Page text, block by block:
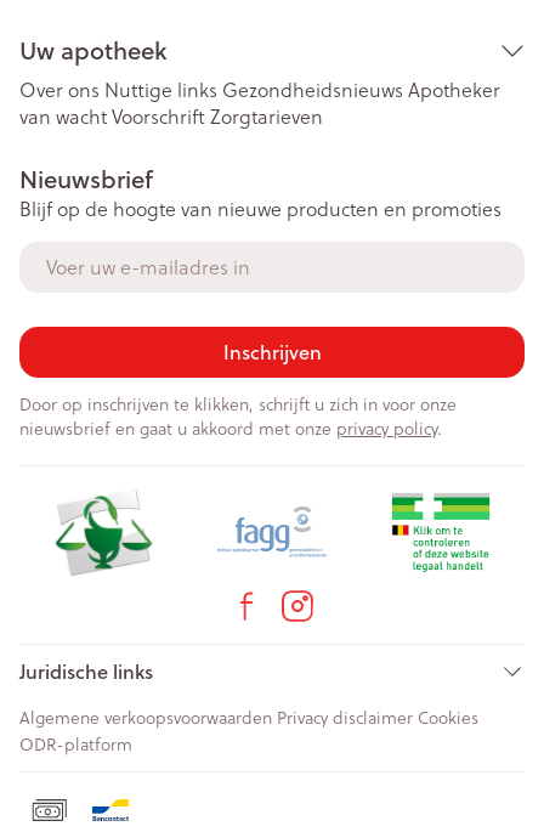
Uw apotheek
Over ons Nuttige links Gezondheidsnieuws Apotheker
van wachtVoorschriftZorgtarieven
Nieuwsbrief
Blijf op de hoogte van nieuwe producten en promoties
Inschrijven
Door op inschrijven te klikken, schrijft u zich in voor onze
nieuwsbrief en gaat u akkoord met onze privacy policy.
Juridische links
Algemene verkoopsvoorwaarden Privacy disclaimer Cookies
ODR-platform